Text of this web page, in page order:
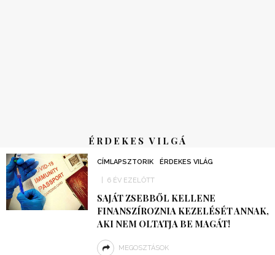
ÉRDEKES VILGÁ
CÍMLAPSZTORIK ÉRDEKES VILÁG
6 ÉV EZELŐTT
SAJÁT ZSEBBŐL KELLENE
FINANSZÍROZNIA KEZELÉSÉT ANNAK,
AKI NEM OLTATJA BE MAGÁT!
MEGOSZTÁSOK